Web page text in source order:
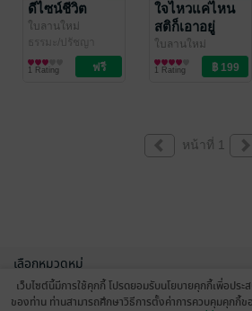
ดีไซน์ชีวิต
ใบลานใหม่
ธรรมะ/ปรัชญา
1 Rating
ใจไหวแค่ไหน
สติก็เอาอยู่
ใบลานใหม่
พัฒนาตนเอง
1 Rating
หน้าที่ 1
เลือกหมวดหมู่
บริการช่วยเหลือ
เว็บไซต์นี้มีการใช้คุกกี้ โปรดยอมรับนโยบายคุกกี้เพื่อปร
ของท่าน ท่านสามารถศึกษาวิธีการตั้งค่าการควบคุมคุกกี้ข